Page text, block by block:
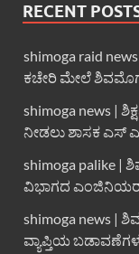
RECENT
shimoga raid
ಕಚೇರಿ ಮೇಲೆ
shimoga news |
ನೀಡಲು ಶಾಸಕ
shimoga palike
ವಿಭಾಗದ
shimoga news |
ವ್ಯಾಪ್ತಿಯ